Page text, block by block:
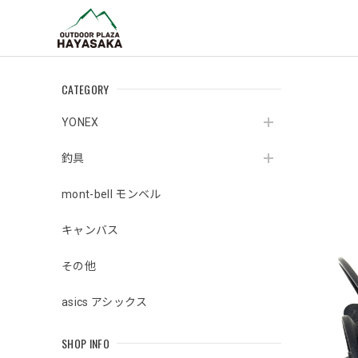
CATEGORY
YONEX
釣具
mont-bell モンベル
キャンバス
その他
asics アシックス
SHOP INFO